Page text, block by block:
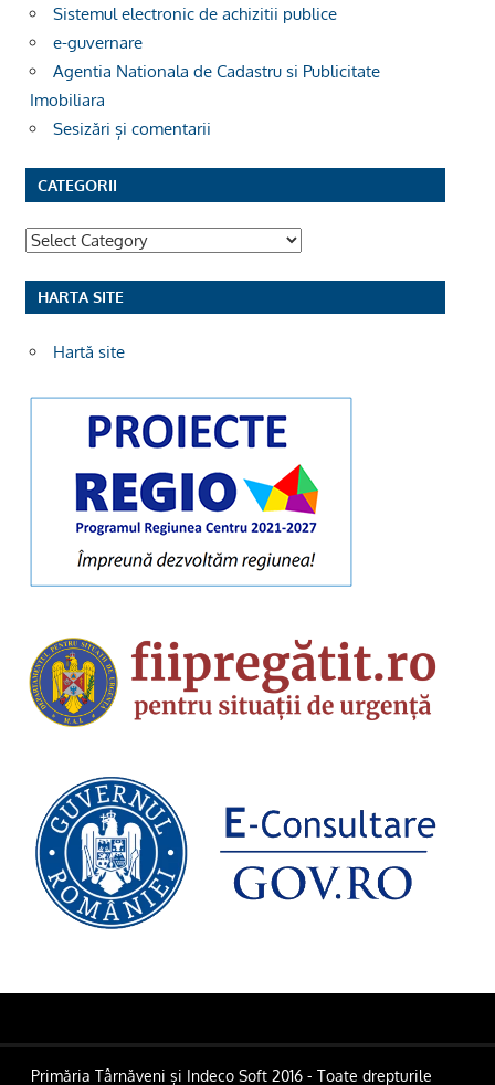
Sistemul electronic de achizitii publice
e-guvernare
Agentia Nationala de Cadastru si Publicitate
Imobiliara
Sesizări și comentarii
CATEGORII
Categorii
HARTA SITE
Hartă site
Primăria Târnăveni și Indeco Soft 2016 - Toate drepturile